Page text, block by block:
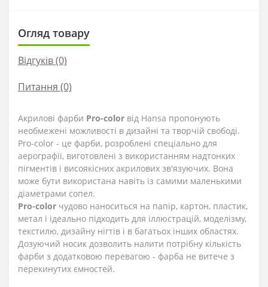
Огляд товару
Відгуків (0)
Питання (0)
Акрилові фарби Pro-color від Hansa пропонують
необмежені можливості в дизайні та творчій свободі.
Pro-color - це фарби, розроблені спеціально для
аерографії, виготовлені з використанням надтонких
пігментів і висоякісних акрилових зв'язуючих. Вона
може бути використана навіть із самими маленькими
діаметрами сопел.
Pro-color чудово наноситься на папір, картон, пластик,
метал і ідеально підходить для іллюстрацій, моделізму,
текстилю, дизайну нігтів і в багатьох інших областях.
Дозуючий носик дозволить налити потрібну кількість
фарби з додатковою перевагою - фарба не витече з
перекинутих ємностей.